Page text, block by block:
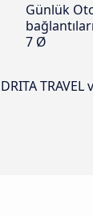
Günlük
bağlantıları
7 Ø
TRAVEL